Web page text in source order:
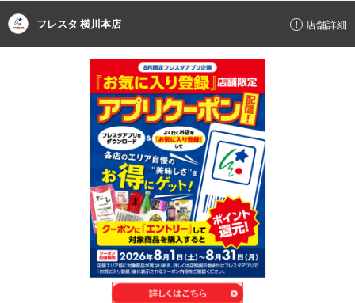
フレスタ 横川本店 店舗詳細